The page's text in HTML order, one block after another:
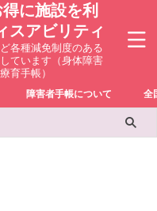
に施設を利
アビリティ
各種減免制度のある
ています（身体障害
育手帳）
障害者手帳について 全